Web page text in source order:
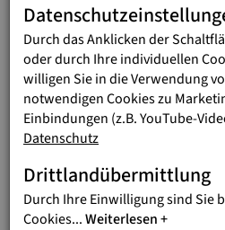
Ein Bleistift kann die Zukunft
armen Ländern hat ein einfacher
Wert: Er ist ein leistbarer
Stückchen Papier entfaltet er
Kinder dank ihm in der Schule
weltweit haben Millionen von
Bildung. Mit Ihrer Ihrer Spende
armer Kinder und ermöglichen
gelungene Zukunft!
Durch das Anklicken der
oder durch Ihre individuellen
willigen Sie in die Verwendung
notwendigen Cookies zu
Einbindungen (z.B. YouTube-
Datenschutz
Drittlandübermittlung
Durch Ihre Einwilligung sind Sie
Cookies...Weiterlesen